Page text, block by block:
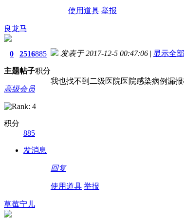
使用道具 举报
良龙马
0
主题
2516
帖子
885
积分
高级会员
积分
885
发消息
发表于 2017-12-5 00:47:06 | 显示全
我也找不到二级医院医院感染病例漏
回复
使用道具 举报
草莓宁儿